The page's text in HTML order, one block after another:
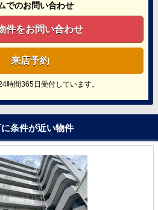
でのお問い合わせ
件をお問い合わせ
来店予約
時間365日受付しています。
条件が近い物件